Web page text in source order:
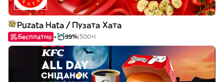
Puzata Hata / Пузата Хата
Бесплатно 99%(500+)